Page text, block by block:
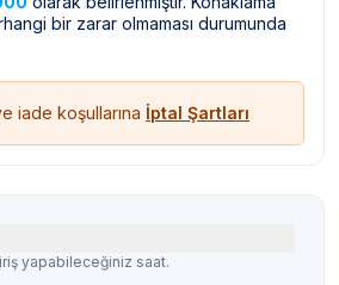
bir zarar olmaması durumunda
iade koşullarına İptal Şartları
yapabileceğiniz saat.